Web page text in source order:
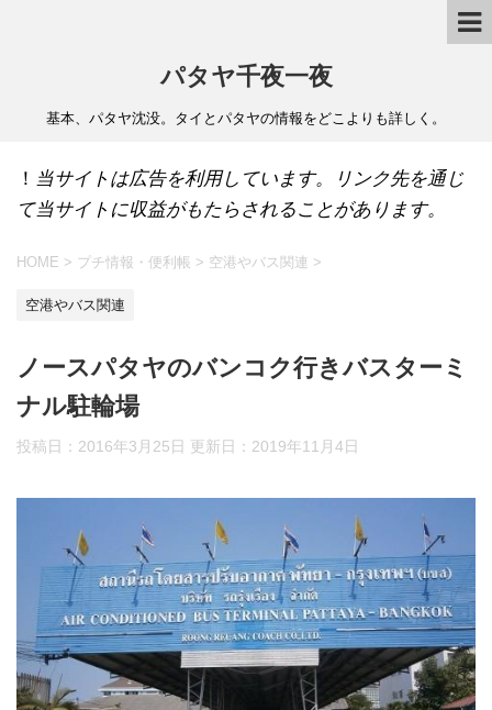
パタヤ千夜一夜
基本、パタヤ沈没。タイとパタヤの情報をどこよりも詳しく。
！ 当サイトは広告を利用しています。リンク先を通じ
て当サイトに収益がもたらされることがあります。
HOME > プチ情報・便利帳 > 空港やバス関連 >
空港やバス関連
ノースパタヤのバンコク行きバスターミ
ナル駐輪場
投稿日：2016年3月25日 更新日： 2019年11月4日